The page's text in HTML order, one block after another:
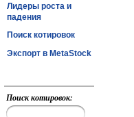
Лидеры роста и
падения
Поиск котировок
Экспорт в MetaStock
Поиск котировок: